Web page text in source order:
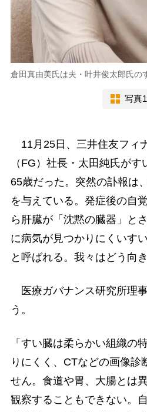
倉田真由美氏は夫・叶井俊太郎氏の
写真
11月25日、三井住友フィ
（FG）社長・太田純氏がす
65歳だった。突然の訃報は
を与えている。発症後の自
ら肝臓が「沈黙の臓器」と
に病気が見つかりにくいす
と呼ばれる。我々はどう向
医療ガバナンス研究所理
う。
「すい臓は柔らかい組織の
りにくく、CTなどの画像診
せん。食道や胃、大腸とは
観察することもできない。